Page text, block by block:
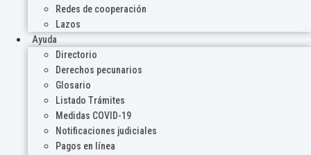
Redes de cooperación
Lazos
Ayuda
Directorio
Derechos pecunarios
Glosario
Listado Trámites
Medidas COVID-19
Notificaciones judiciales
Pagos en línea